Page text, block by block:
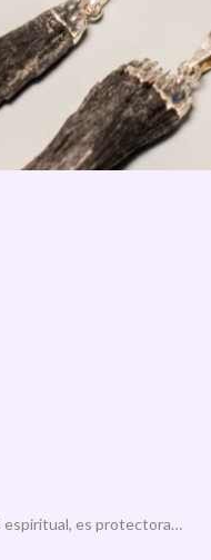
espiritual, es protectora…